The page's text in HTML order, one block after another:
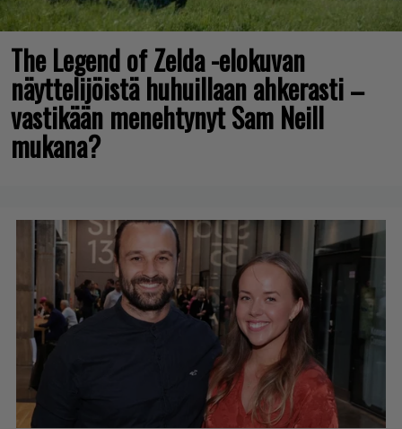
The Legend of Zelda -elokuvan
näyttelijöistä huhuillaan ahkerasti –
vastikään menehtynyt Sam Neill
mukana?